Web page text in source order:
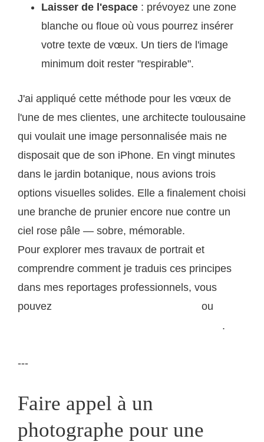
Laisser de l'espace : prévoyez une zone
blanche ou floue où vous pourrez insérer
votre texte de vœux. Un tiers de l'image
minimum doit rester "respirable".
J'ai appliqué cette méthode pour les vœux de
l'une de mes clientes, une architecte toulousaine
qui voulait une image personnalisée mais ne
disposait que de son iPhone. En vingt minutes
dans le jardin botanique, nous avions trois
options visuelles solides. Elle a finalement choisi
une branche de prunier encore nue contre un
ciel rose pâle — sobre, mémorable.
Pour explorer mes travaux de portrait et
comprendre comment je traduis ces principes
dans mes reportages professionnels, vous
pouvez
ou
.
---
Faire appel à un
photographe pour une